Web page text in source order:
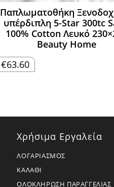
Παπλωματοθήκη
υπέρδιπλη 5-Star 300tc
100% Cotton Λευκό
Beauty Home
€63.60
Χρήσιμα Εργαλεία
ΛΟΓΑΡΙΑΣΜΟΣ
ΚΑΛΑΘΙ
ΟΛΟΚΛΗΡΩΣΗ ΠΑΡΑΓΓΕΛΙΑΣ